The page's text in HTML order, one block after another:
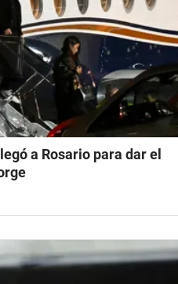
a Rosario para dar el